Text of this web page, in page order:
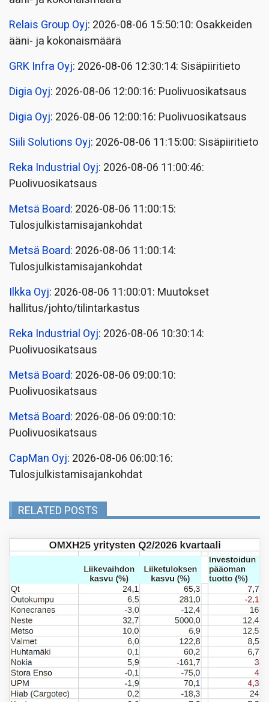
Relais Group Oyj: 2026-08-06 15:50:10: Osakkeiden
ääni- ja kokonaismäärä
GRK Infra Oyj: 2026-08-06 12:30:14: Sisäpiiritieto
Digia Oyj: 2026-08-06 12:00:16: Puolivuosikatsaus
Digia Oyj: 2026-08-06 12:00:16: Puolivuosikatsaus
Siili Solutions Oyj: 2026-08-06 11:15:00: Sisäpiiritieto
Reka Industrial Oyj: 2026-08-06 11:00:46:
Puolivuosikatsaus
Metsä Board: 2026-08-06 11:00:15:
Tulosjulkistamisajankohdat
Metsä Board: 2026-08-06 11:00:14:
Tulosjulkistamisajankohdat
Ilkka Oyj: 2026-08-06 11:00:01: Muutokset
hallitus/johto/tilintarkastus
Reka Industrial Oyj: 2026-08-06 10:30:14:
Puolivuosikatsaus
Metsä Board: 2026-08-06 09:00:10:
Puolivuosikatsaus
Metsä Board: 2026-08-06 09:00:10:
Puolivuosikatsaus
CapMan Oyj: 2026-08-06 06:00:16:
Tulosjulkistamisajankohdat
RELATED POSTS